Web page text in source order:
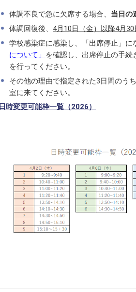
体調不良で急に欠席する場合、 当日の
体調回復後、 4月10日（金）以降4月
学校感染症に感染し、「出席停止」
について」
を確認し、出席停止の手
を行ってください。
その他の理由で指定された3日間のう
室に来てください。
日時変更可能枠一覧（2026）